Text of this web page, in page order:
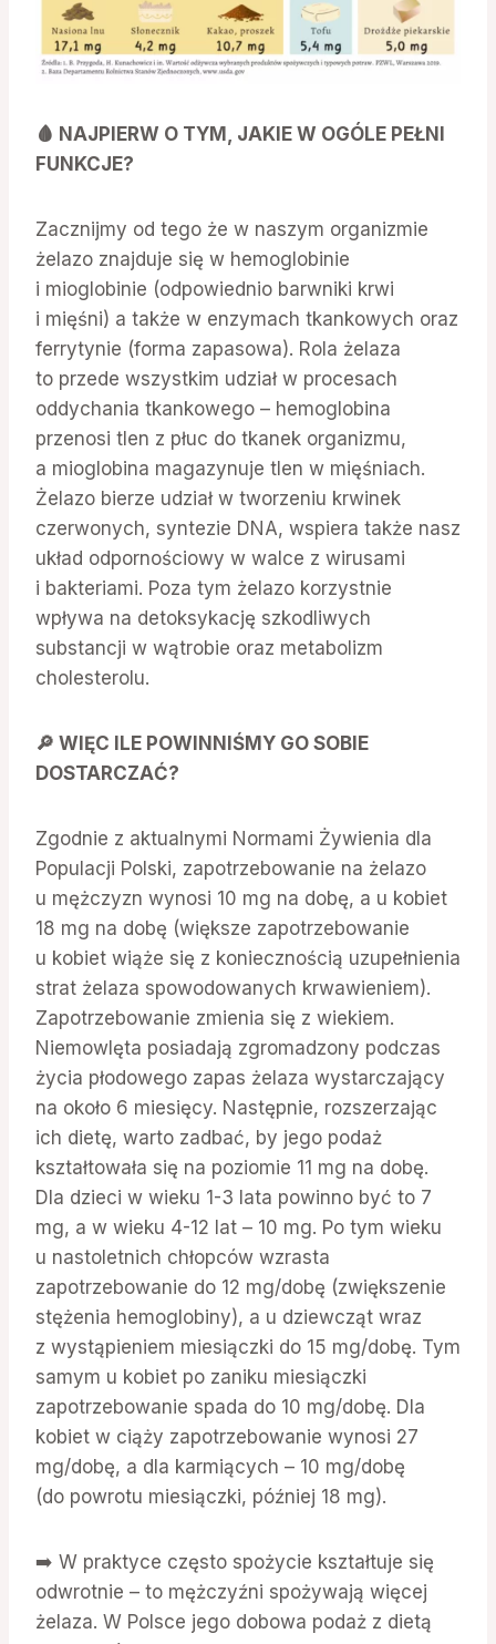
🩸 NAJPIERW O TYM, JAKIE W OGÓLE PEŁNI
FUNKCJE?
Zacznijmy od tego że w naszym organizmie
żelazo znajduje się w hemoglobinie
i mioglobinie (odpowiednio barwniki krwi
i mięśni) a także w enzymach tkankowych oraz
ferrytynie (forma zapasowa). Rola żelaza
to przede wszystkim udział w procesach
oddychania tkankowego – hemoglobina
przenosi tlen z płuc do tkanek organizmu,
a mioglobina magazynuje tlen w mięśniach.
Żelazo bierze udział w tworzeniu krwinek
czerwonych, syntezie DNA, wspiera także nasz
układ odpornościowy w walce z wirusami
i bakteriami. Poza tym żelazo korzystnie
wpływa na detoksykację szkodliwych
substancji w wątrobie oraz metabolizm
cholesterolu.
🔎 WIĘC ILE POWINNIŚMY GO SOBIE
DOSTARCZAĆ?
Zgodnie z aktualnymi Normami Żywienia dla
Populacji Polski, zapotrzebowanie na żelazo
u mężczyzn wynosi 10 mg na dobę, a u kobiet
18 mg na dobę (większe zapotrzebowanie
u kobiet wiąże się z koniecznością uzupełnienia
strat żelaza spowodowanych krwawieniem).
Zapotrzebowanie zmienia się z wiekiem.
Niemowlęta posiadają zgromadzony podczas
życia płodowego zapas żelaza wystarczający
na około 6 miesięcy. Następnie, rozszerzając
ich dietę, warto zadbać, by jego podaż
kształtowała się na poziomie 11 mg na dobę.
Dla dzieci w wieku 1-3 lata powinno być to 7
mg, a w wieku 4-12 lat – 10 mg. Po tym wieku
u nastoletnich chłopców wzrasta
zapotrzebowanie do 12 mg/dobę (zwiększenie
stężenia hemoglobiny), a u dziewcząt wraz
z wystąpieniem miesiączki do 15 mg/dobę. Tym
samym u kobiet po zaniku miesiączki
zapotrzebowanie spada do 10 mg/dobę. Dla
kobiet w ciąży zapotrzebowanie wynosi 27
mg/dobę, a dla karmiących – 10 mg/dobę
(do powrotu miesiączki, później 18 mg).
➡️ W praktyce często spożycie kształtuje się
odwrotnie – to mężczyźni spożywają więcej
żelaza. W Polsce jego dobowa podaż z dietą